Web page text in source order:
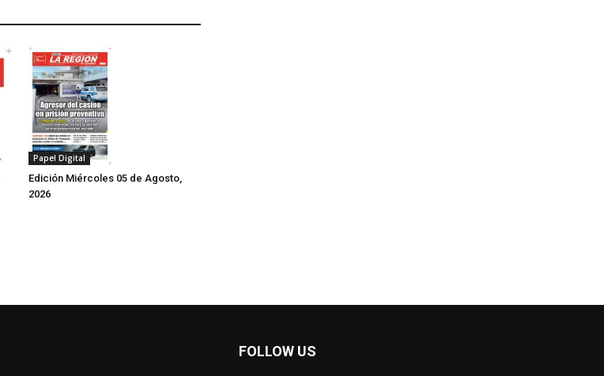
Papel Digital
Edición Miércoles 05 de Agosto,
2026
FOLLOW US